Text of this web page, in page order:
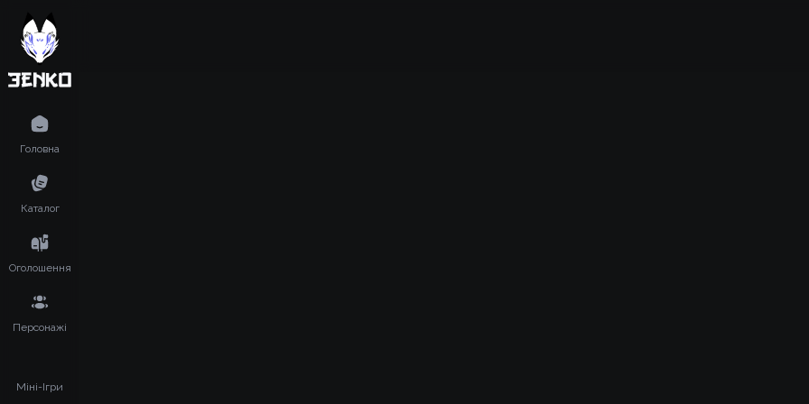
Головна
Каталог
Оголошення
Персонажі
Міні-Ігри